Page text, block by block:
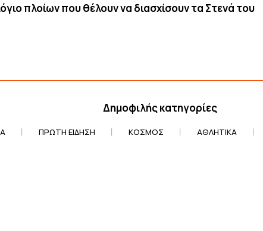
πλοίων που θέλουν να διασχίσουν τα Στενά του
Δημοφιλής κατηγορίες
ΠΡΏΤΗ ΕΊΔΗΣΗ ΚΌΣΜΟΣ ΑΘΛΗΤΙΚΆ